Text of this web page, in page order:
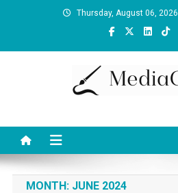
Thursday, August 06, 2026
MONTH: JUNE 2024